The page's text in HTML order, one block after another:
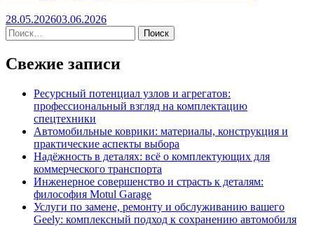
28.05.202603.06.2026
Свежие записи
Ресурсный потенциал узлов и агрегатов:
профессиональный взгляд на комплектацию
спецтехники
Автомобильные коврики: материалы, конструкция и
практические аспекты выбора
Надёжность в деталях: всё о комплектующих для
коммерческого транспорта
Инженерное совершенство и страсть к деталям:
философия Motul Garage
Услуги по замене, ремонту и обслуживанию вашего
Geely: комплексный подход к сохранению автомобиля